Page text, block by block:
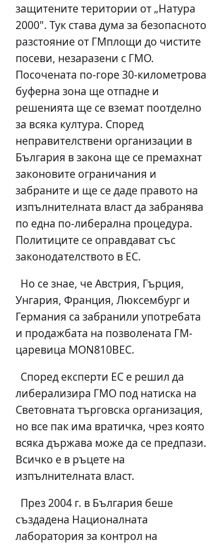
защитените територии от „Натура
2000". Тук става дума за безопасното
разстояние от ГМплощи до чистите
посеви, незаразени с ГМО.
Посочената по-горе 30-километрова
буферна зона ще отпадне и
решенията ще се вземат поотделно
за всяка култура. Според
неправителствени организации в
България в закона ще се премахнат
законовите ограничания и
забраните и ще се даде правото на
изпълнителната власт да забранява
по една по-либерална процедура.
Политиците се оправдават със
законодателството в ЕС.
Но се знае, че Австрия, Гърция,
Унгария, Франция, Люксембург и
Германия са забранили употребата
и продажбата на позволената ГМ-
царевица MON810BEC.
Според експерти ЕС е решил да
либерализира ГМО под натиска на
Световната търговска организация,
но все пак има вратичка, чрез която
всяка държава може да се предпази.
Всичко е в ръцете на
изпълнителната власт.
През 2004 г. в България беше
създадена Националната
лаборатория за контрол на